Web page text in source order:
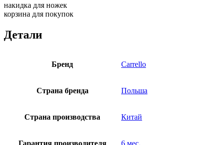
накидка для ножек
корзина для покупок
Детали
Бренд Carrello
Страна бренда Польша
Страна производства Китай